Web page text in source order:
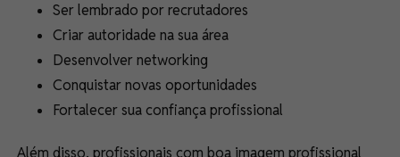
Ser lembrado por recrutadores
Criar autoridade na sua área
Desenvolver networking
Conquistar novas oportunidades
Fortalecer sua confiança profissional
Além disso, profissionais com boa imagem profissional